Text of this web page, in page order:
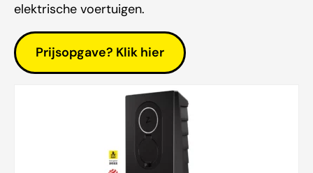
elektrische voertuigen.
Prijsopgave? Klik hier